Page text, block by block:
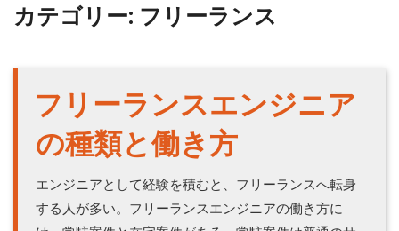
カテゴリー: フリーランス
フリーランスエンジニア
の種類と働き方
エンジニアとして経験を積むと、フリーランスへ転身
する人が多い。フリーランスエンジニアの働き方に